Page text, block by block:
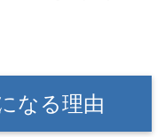
なる理由